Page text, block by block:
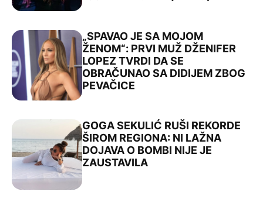
„SPAVAO JE SA MOJOM
ŽENOM“: PRVI MUŽ DŽENIFER
LOPEZ TVRDI DA SE
OBRAČUNAO SA DIDIJEM ZBOG
PEVAČICE
GOGA SEKULIĆ RUŠI REKORDE
ŠIROM REGIONA: NI LAŽNA
DOJAVA O BOMBI NIJE JE
ZAUSTAVILA